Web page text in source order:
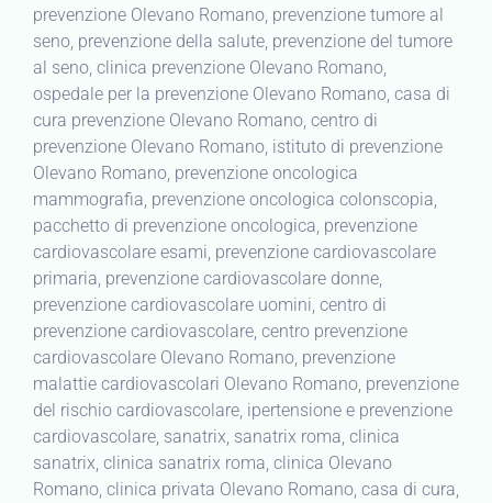
prevenzione Olevano Romano, prevenzione tumore al
seno, prevenzione della salute, prevenzione del tumore
al seno, clinica prevenzione Olevano Romano,
ospedale per la prevenzione Olevano Romano, casa di
cura prevenzione Olevano Romano, centro di
prevenzione Olevano Romano, istituto di prevenzione
Olevano Romano, prevenzione oncologica
mammografia, prevenzione oncologica colonscopia,
pacchetto di prevenzione oncologica, prevenzione
cardiovascolare esami, prevenzione cardiovascolare
primaria, prevenzione cardiovascolare donne,
prevenzione cardiovascolare uomini, centro di
prevenzione cardiovascolare, centro prevenzione
cardiovascolare Olevano Romano, prevenzione
malattie cardiovascolari Olevano Romano, prevenzione
del rischio cardiovascolare, ipertensione e prevenzione
cardiovascolare, sanatrix, sanatrix roma, clinica
sanatrix, clinica sanatrix roma, clinica Olevano
Romano, clinica privata Olevano Romano, casa di cura,